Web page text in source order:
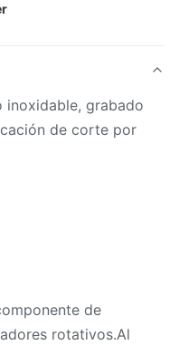
inoxidable, grabado
de corte por
de
rotativos.Al